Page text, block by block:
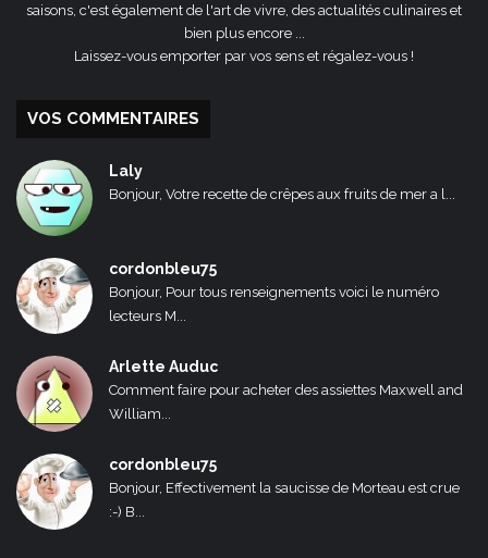
saisons, c'est également de l'art de vivre, des actualités culinaires et
bien plus encore ...
Laissez-vous emporter par vos sens et régalez-vous !
VOS COMMENTAIRES
Laly
Bonjour, Votre recette de crêpes aux fruits de mer a l...
cordonbleu75
Bonjour, Pour tous renseignements voici le numéro
lecteurs M...
Arlette Auduc
Comment faire pour acheter des assiettes Maxwell and
William...
cordonbleu75
Bonjour, Effectivement la saucisse de Morteau est crue
:-) B...